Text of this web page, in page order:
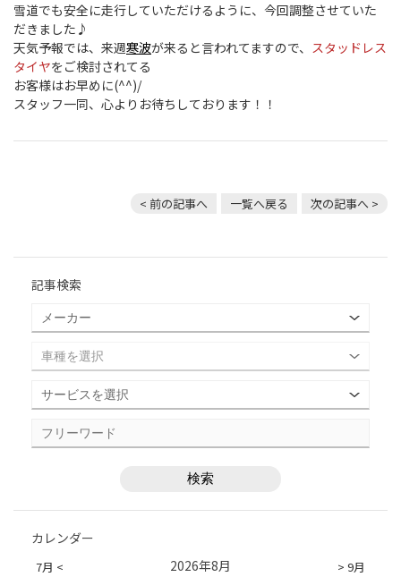
雪道でも安全に走行していただけるように、今回調整させていた
だきました♪
天気予報では、来週寒波が来ると言われてますので、 スタッドレス
タイヤをご検討されてる
お客様はお早めに(^^)/
スタッフ一同、心よりお待ちしております！！
< 前の記事へ 一覧へ戻る 次の記事へ >
記事検索
カレンダー
7月 < > 9月
2026年8月